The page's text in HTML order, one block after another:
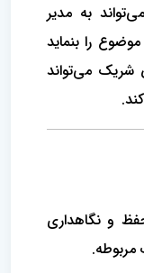
به مدیر
را بنماید
شریک می‌تواند
و نگاهداری